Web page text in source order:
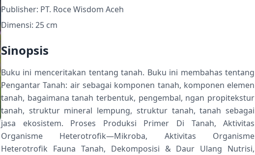
Publisher: PT. Roce Wisdom Aceh
Dimensi: 25 cm
Sinopsis
Buku ini menceritakan tentang tanah. Buku ini membahas tentang
Pengantar Tanah: air sebagai komponen tanah, komponen elemen
tanah, bagaimana tanah terbentuk, pengembal, ngan propitekstur
tanah, struktur mineral lempung, struktur tanah, tanah sebagai
jasa ekosistem. Proses Produksi Primer Di Tanah, Aktivitas
Organisme Heterotrofik—Mikroba, Aktivitas Organisme
Heterotrofik Fauna Tanah, Dekomposisi & Daur Ulang Nutrisi,